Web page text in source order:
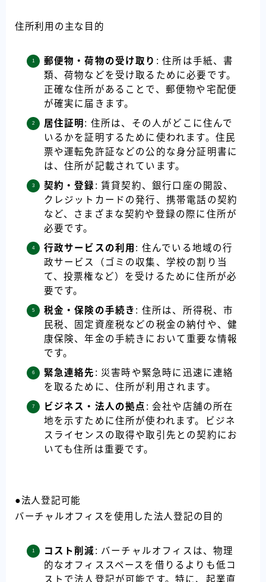
住所利用の主な目的
郵便物・荷物の受け取り : 住所は手紙、書
類、荷物などを受け取るために必要です。
正確な住所があることで、郵便物や宅配便
が確実に届きます。
居住証明 : 住所は、その人がどこに住んで
いるかを証明するために使われます。住民
票や運転免許証などの公的な身分証明書に
は、住所が記載されています。
契約・登録 : 賃貸契約、銀行口座の開設、
クレジットカードの発行、携帯電話の契約
など、さまざまな契約や登録の際に住所が
必要です。
行政サービスの利用 : 住んでいる地域の行
政サービス（ゴミの収集、学校の割り当
て、投票権など）を受けるために住所が必
要です。
税金・保険の手続き : 住所は、所得税、市
民税、固定資産税などの税金の納付や、健
康保険、年金の手続きにおいて重要な情報
です。
緊急連絡先 : 災害時や緊急時に迅速に連絡
を取るために、住所が利用されます。
ビジネス・法人の拠点 : 会社や店舗の所在
地を示すために住所が使われます。ビジネ
スライセンスの取得や取引先との契約にお
いても住所は重要です。
●法人登記可能
バーチャルオフィスを使用した法人登記の目的
コスト削減: バーチャルオフィスは、物理
的なオフィススペースを借りるよりも低コ
ストで法人登記が可能です。特に、起業直